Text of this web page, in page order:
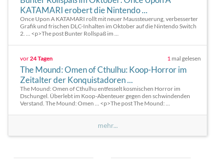
KATAMARI erobert die Nintendo ...
Once Upon A KATAMARI rollt mit neuer Maussteuerung, verbesserter
Grafik und frischen DLC-Inhalten im Oktober auf die Nintendo Switch
2. … <p>The post Bunter Rollspaß im ...
vor24 Tagen 1 mal gelesen
The Mound: Omen of Cthulhu: Koop-Horror im
Zeitalter der Konquistadoren ...
The Mound: Omen of Cthulhu entfesselt kosmischen Horror im
Dschungel. Überlebt im Koop-Abenteuer gegen den schwindenden
Verstand. The Mound: Omen … <p>The post The Mound: ...
mehr...